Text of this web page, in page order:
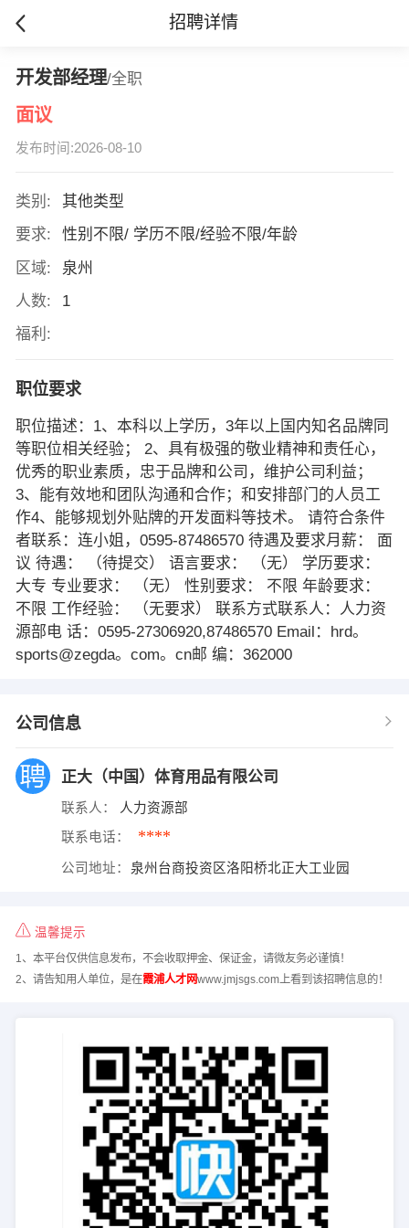
招聘详情
开发部经理/全职
面议
发布时间:2026-08-10
类别:
其他类型
要求:
性别不限/ 学历不限/经验不限/年龄
区域:
泉州
人数:
1
福利:
职位要求
职位描述：1、本科以上学历，3年以上国内知名品牌同
等职位相关经验； 2、具有极强的敬业精神和责任心，
优秀的职业素质，忠于品牌和公司，维护公司利益；
3、能有效地和团队沟通和合作；和安排部门的人员工
作4、能够规划外贴牌的开发面料等技术。 请符合条件
者联系：连小姐，0595-87486570 待遇及要求月薪： 面
议 待遇： （待提交） 语言要求： （无） 学历要求：
大专 专业要求： （无） 性别要求： 不限 年龄要求：
不限 工作经验： （无要求） 联系方式联系人：人力资
源部电 话：0595-27306920,87486570 Email：hrd。
sports@zegda。com。cn邮 编：362000
公司信息
正大（中国）体育用品有限公司
联系人： 人力资源部
联系电话： ****
公司地址： 泉州台商投资区洛阳桥北正大工业园
温馨提示
1、本平台仅供信息发布，不会收取押金、保证金，请微友务必谨慎！
2、请告知用人单位，是在霞浦人才网www.jmjsgs.com上看到该招聘信息的！